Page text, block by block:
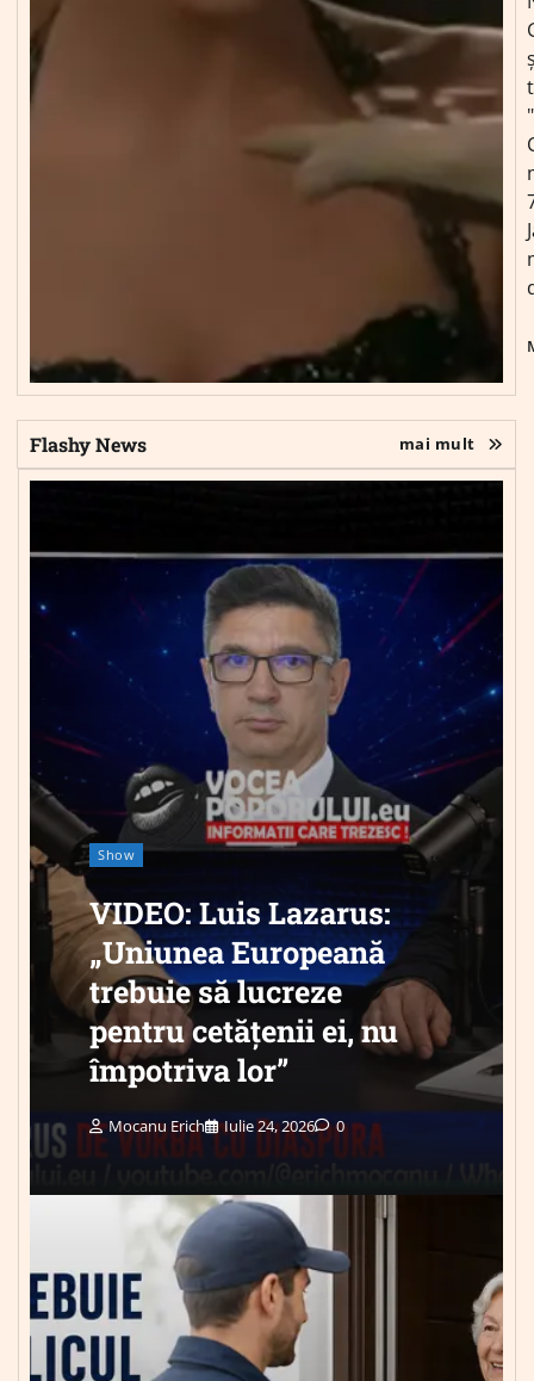
Flashy News mai mult
Show
VIDEO: Luis Lazarus:
„Uniunea Europeană
trebuie să lucreze
pentru cetățenii ei, nu
împotriva lor”
Mocanu Erich Iulie 24, 2026 0